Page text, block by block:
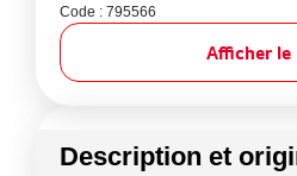
Code : 795566
Afficher le
Description et